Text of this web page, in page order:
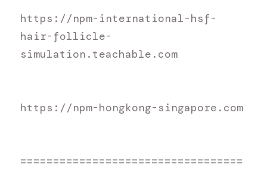
https://npm-international-hsf-
hair-follicle-
simulation.teachable.com
https://npm-hongkong-singapore.com
==================================